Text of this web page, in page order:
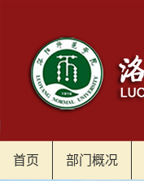
首页 部门概况